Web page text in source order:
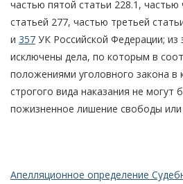
частью пятой статьи 228.1, частью
статьей 277, частью третьей
и 357 УК Российской Федерации; из
исключены дела, по которым в
положениями уголовного закона в
строгого вида наказания не могут
пожизненное лишение свободы или
Апелляционное определение